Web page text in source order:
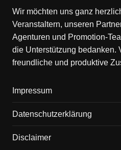
Wir möchten uns ganz
Veranstaltern, unseren
Agenturen und Promotion-
die Unterstützung bedanken.
freundliche und produktive
Impressum
Datenschutzerklärung
Disclaimer